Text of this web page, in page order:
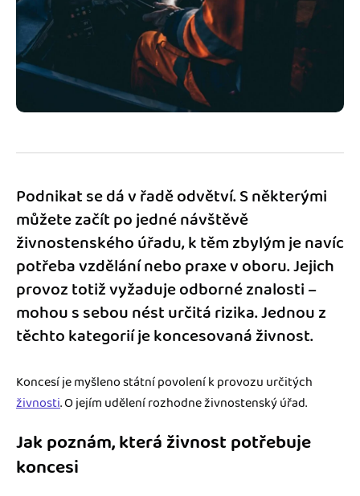
Spřátelené účetní
Katalog doplňků
Jak se vyznat ve fakturaci
Blog
mini akademie
Podnikat se dá v řadě odvětví. S některými
můžete začít po jedné návštěvě
živnostenského úřadu, k těm zbylým je navíc
potřeba vzdělání nebo praxe v oboru. Jejich
provoz totiž vyžaduje odborné znalosti –
mohou s sebou nést určitá rizika. Jednou z
těchto kategorií je koncesovaná živnost.
Koncesí je myšleno státní povolení k provozu určitých
živnosti. O jejím udělení rozhodne živnostenský úřad.
Jak poznám, která živnost potřebuje
koncesi